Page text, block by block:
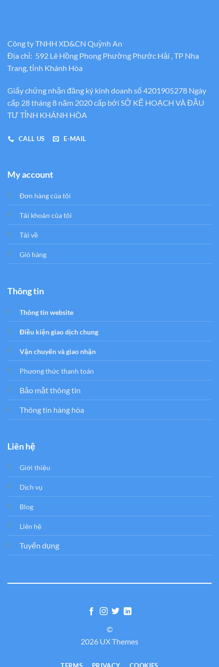
Công ty TNHH XD&CN Quỳnh An
Địa chỉ: 592 Lê Hồng Phong Phường Phước Hải , TP Nha
Trang, tỉnh Khánh Hòa
Giấy chứng nhận đăng ký kinh doanh số 4201905278 Ngày
cấp 28 tháng 8 năm 2020 cấp bới SỞ KẾ HOẠCH VÀ ĐẦU
TƯ TỈNH KHÁNH HÒA
CALL US E-MAIL
My account
Đơn hàng của tôi
Tải khoản của tôi
Tải về
Giỏ hàng
Thông tin
Thông tin website
Điều kiện giao dịch chung
Vận chuyển và giao nhận
Phương thức thanh toán
Bảo mật thông tin
Thông tin hàng hóa
Liên hệ
Giới thiệu
Dịch vụ
Blog
Liên hệ
Tuyển dụng
©
2026 UX Themes